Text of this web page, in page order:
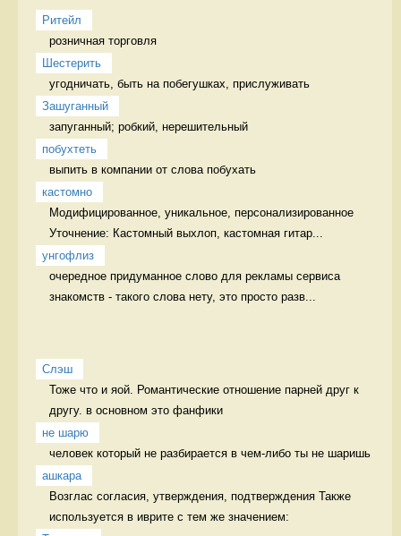
Ритейл
розничная торговля
Шестерить
угодничать, быть на побегушках, прислуживать
Зашуганный
запуганный; робкий, нерешительный
побухтеть
выпить в компании от слова побухать
кастомно
Модифицированное, уникальное, персонализированное
Уточнение: Кастомный выхлоп, кастомная гитар...
унгофлиз
очередное придуманное слово для рекламы сервиса
знакомств - такого слова нету, это просто разв...
Слэш
Тоже что и яой. Романтические отношение парней друг к
другу. в основном это фанфики
не шарю
ашкара
Возглас согласия, утверждения, подтверждения Также
используется в иврите с тем же значением: